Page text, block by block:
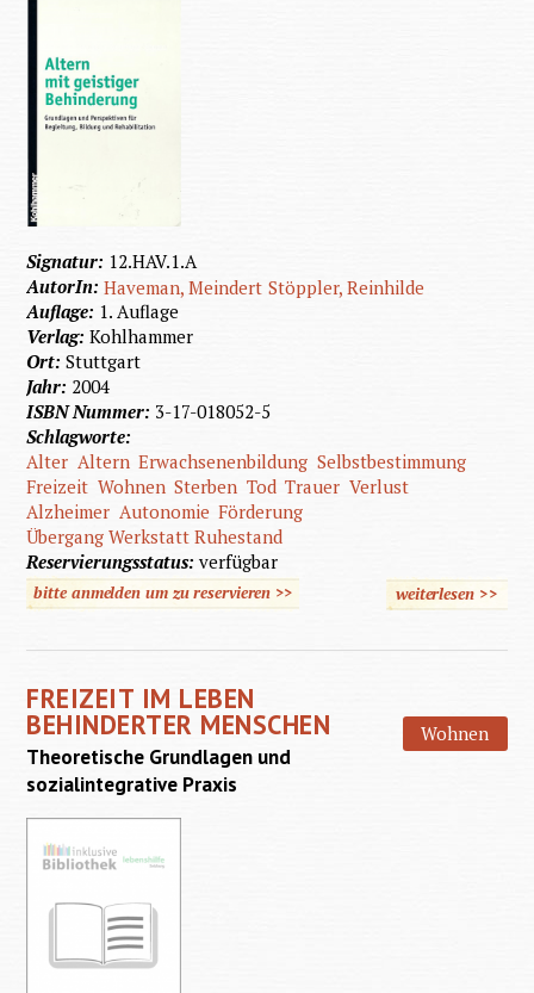
Signatur: 12.HAV.1.A
AutorIn:Haveman, Meindert Stöppler, Reinhilde
Auflage: 1. Auflage
Verlag:Kohlhammer
Ort:Stuttgart
Jahr: 2004
ISBN Nummer: 3-17-018052-5
Schlagworte:
Alter Altern Erwachsenenbildung Selbstbestimmung
Freizeit Wohnen Sterben Tod Trauer Verlust
Alzheimer Autonomie Förderung
Übergang Werkstatt Ruhestand
Reservierungsstatus:verfügbar
bitte anmelden um zu reservieren >> weiterlesen über
>>
FREIZEIT IM LEBEN
BEHINDERTER MENSCHEN Wohnen
Theoretische Grundlagen und
sozialintegrative Praxis